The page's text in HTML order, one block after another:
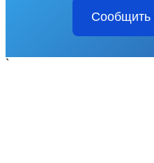
Сообщить
`